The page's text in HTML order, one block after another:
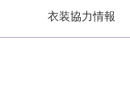
衣装協力情報